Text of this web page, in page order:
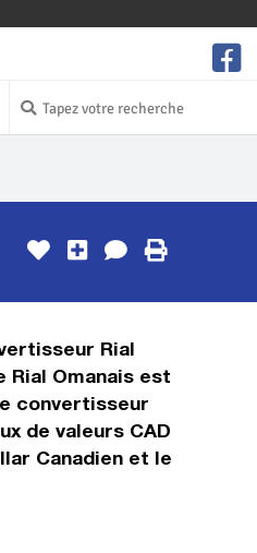
Rial
Rial Omanais est
convertisseur
de valeurs CAD
Canadien et le